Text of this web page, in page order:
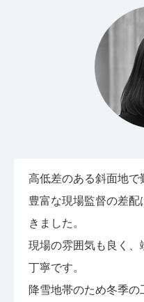
高低差のある斜面地で
豊富な現場監督の差
きました。
現場の雰囲気も良く、
丁寧です。
降雪地帯のため冬季